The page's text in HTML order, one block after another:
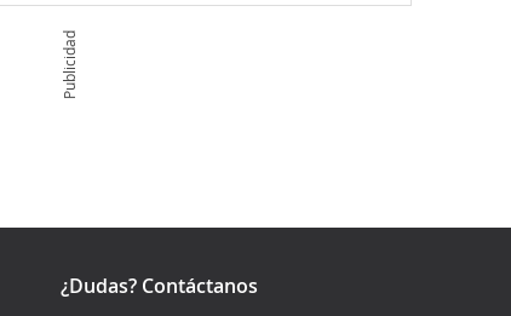
Publicidad
¿Dudas? Contáctanos